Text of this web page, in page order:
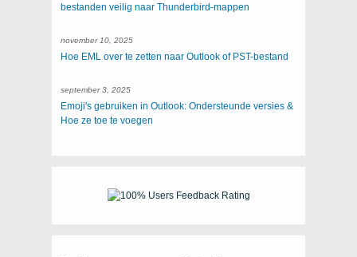
bestanden veilig naar Thunderbird-mappen
november 10, 2025
Hoe EML over te zetten naar Outlook of PST-bestand
september 3, 2025
Emoji's gebruiken in Outlook: Ondersteunde versies &
Hoe ze toe te voegen